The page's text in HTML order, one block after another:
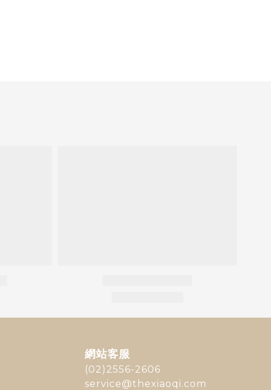
網站客服
(02)2556-2606
service@thexiaoqi.com